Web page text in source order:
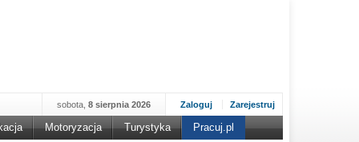
Zaloguj Zarejestruj
sobota, 8 sierpnia 2026
Motoryzacja Turystyka Pracuj.pl